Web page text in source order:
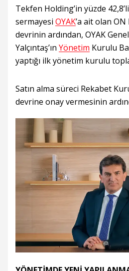
Tekfen Holding’in yüzde
sermayesi OYAK’a ait olan ON
devrinin ardından, OYAK
Yalçıntaş’ın Yönetim Kurulu
yaptığı ilk yönetim kurulu
Satın alma süreci Rekabet
devrine onay vermesinin